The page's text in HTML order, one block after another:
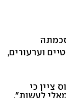
וערעורים,
ציין כי
לעשות".